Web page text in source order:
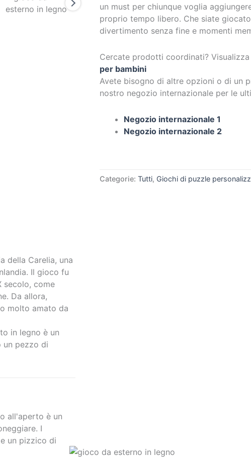
un must per chiunque voglia
proprio tempo libero. Che siate
divertimento senza fine e momenti
Cercate prodotti coordinati?
per bambini
Avete bisogno di altre opzioni o di un
nostro negozio internazionale per le
Negozio internazionale 1
Negozio internazionale 2
Categorie: Tutti, Giochi di puzzle
della Carelia, una
Il gioco fu
secolo, come
Da allora,
molto amato da
in legno è un
un pezzo di
all'aperto è un
I
un pizzico di